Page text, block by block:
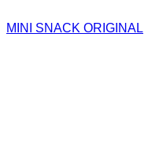
MINI SNACK ORIGINAL